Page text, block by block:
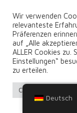
Die
ist die
für
Wir verwenden
relevanteste
Präferenzen
auf „Alle
ALLER Cookies zu.
Einstellungen“
zu erteilen.
Cookie-
Deutsch